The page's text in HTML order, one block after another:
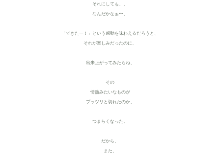
それにしても、、
なんだかなぁ〜、
「できたー！」という感動を味わえるだろうと、
それが楽しみだったのに、
出来上がってみたらね、
その
情熱みたいなものが
プッツリと切れたのか、
つまらくなった。
だから、
また、